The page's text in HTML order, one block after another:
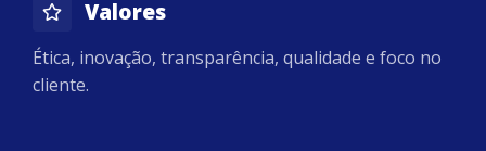
Valores
Ética, inovação, transparência, qualidade e foco no
cliente.